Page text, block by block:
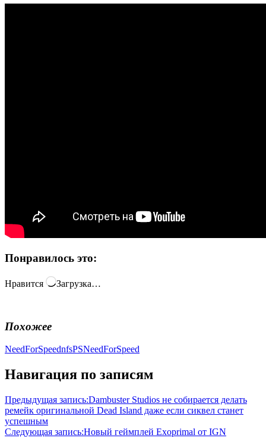
Понравилось это:
Нравится Загрузка…
Похожее
NeedForSpeednfsPSNeedForSpeed
Навигация по записям
Предыдущая запись:Dambuster Studios не собирается делать
ремейк оригинальной Dead Island даже если сиквел станет
успешным
Следующая запись:Новый геймплей Exoprimal от IGN